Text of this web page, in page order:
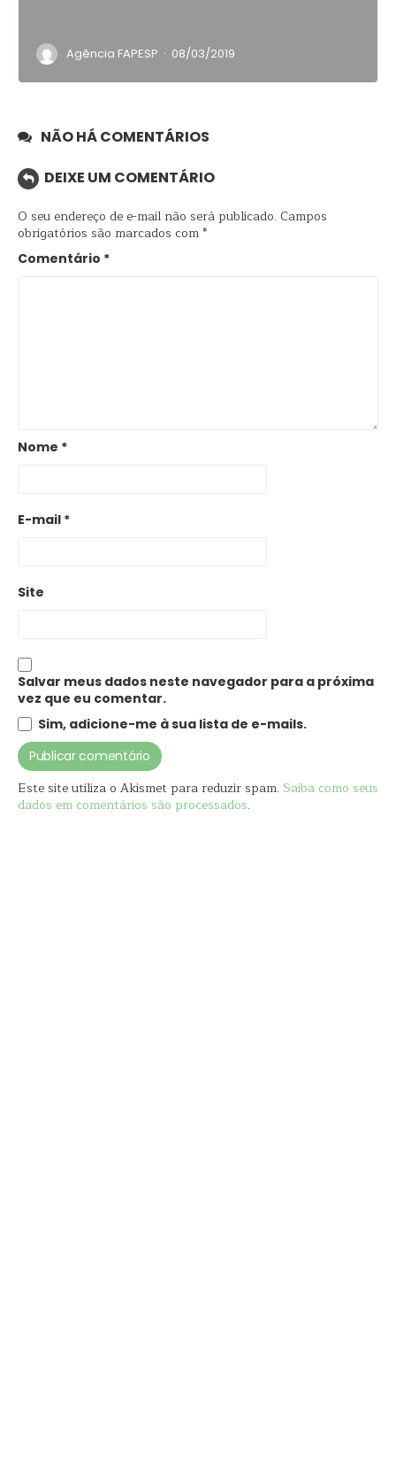
Agência FAPESP · 08/03/2019
NÃO HÁ COMENTÁRIOS
DEIXE UM COMENTÁRIO
O seu endereço de e-mail não será publicado. Campos
obrigatórios são marcados com*
Comentário *
Nome *
E-mail *
Site
Salvar meus dados neste navegador para a próxima
vez que eu comentar.
Sim, adicione-me à sua lista de e-mails.
Este site utiliza o Akismet para reduzir spam. Saiba como seus
dados em comentários são processados.